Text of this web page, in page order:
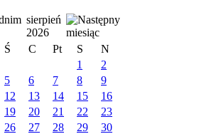
sierpień
2026
Ś C Pt S
N
1
2
5 6 7 8
9
12 13 14 15
16
19 20 21 22
23
26 27 28 29
30